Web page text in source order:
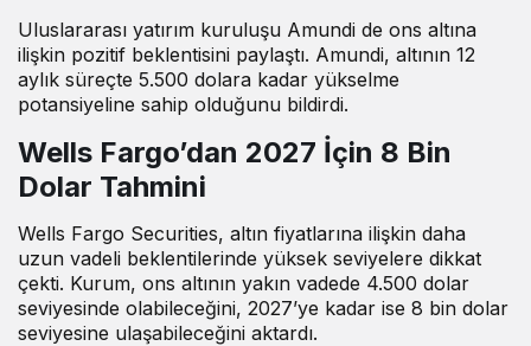
Uluslararası yatırım kuruluşu Amundi de ons altına
ilişkin pozitif beklentisini paylaştı. Amundi, altının 12
aylık süreçte 5.500 dolara kadar yükselme
potansiyeline sahip olduğunu bildirdi.
Wells Fargo’dan 2027 İçin 8 Bin
Dolar Tahmini
Wells Fargo Securities, altın fiyatlarına ilişkin daha
uzun vadeli beklentilerinde yüksek seviyelere dikkat
çekti. Kurum, ons altının yakın vadede 4.500 dolar
seviyesinde olabileceğini, 2027’ye kadar ise 8 bin dolar
seviyesine ulaşabileceğini aktardı.